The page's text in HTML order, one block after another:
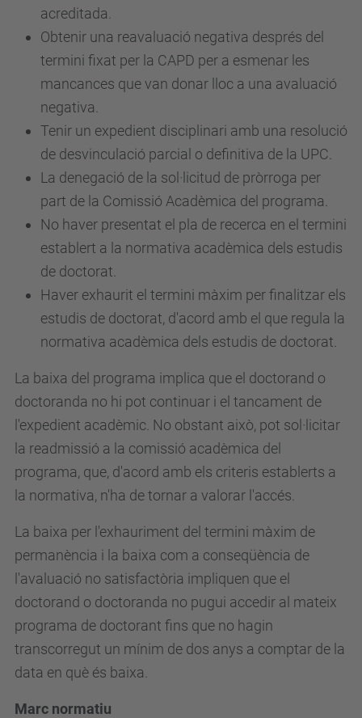
acreditada.
Obtenir una reavaluació negativa després del
termini fixat per la CAPD per a esmenar les
mancances que van donar lloc a una avaluació
negativa.
Tenir un expedient disciplinari amb una resolució
de desvinculació parcial o definitiva de la UPC.
La denegació de la sol·licitud de pròrroga per
part de la Comissió Acadèmica del programa.
No haver presentat el pla de recerca en el termini
establert a la normativa acadèmica dels estudis
de doctorat.
Haver exhaurit el termini màxim per finalitzar els
estudis de doctorat, d'acord amb el que regula la
normativa acadèmica dels estudis de doctorat.
La baixa del programa implica que el doctorand o
doctoranda no hi pot continuar i el tancament de
l'expedient acadèmic. No obstant això, pot sol·licitar
la readmissió a la comissió acadèmica del
programa, que, d'acord amb els criteris establerts a
la normativa, n'ha de tornar a valorar l'accés.
La baixa per l'exhauriment del termini màxim de
permanència i la baixa com a conseqüència de
l'avaluació no satisfactòria impliquen que el
doctorand o doctoranda no pugui accedir al mateix
programa de doctorant fins que no hagin
transcorregut un mínim de dos anys a comptar de la
data en què és baixa.
Marc normatiu